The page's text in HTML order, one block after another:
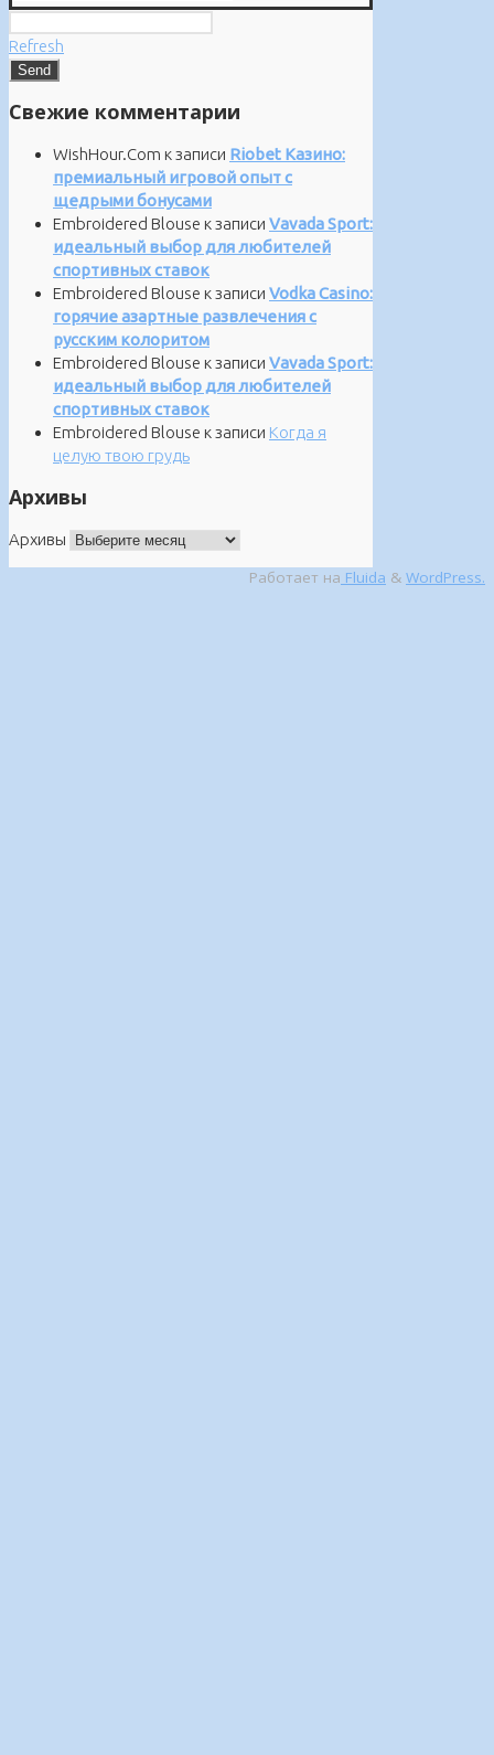
Refresh
Свежие комментарии
WishHour.Com к записи Riobet Казино:
премиальный игровой опыт с
щедрыми бонусами
Embroidered Blouse к записи Vavada Sport:
идеальный выбор для любителей
спортивных ставок
Embroidered Blouse к записи Vodka Casino:
горячие азартные развлечения с
русским колоритом
Embroidered Blouse к записи Vavada Sport:
идеальный выбор для любителей
спортивных ставок
Embroidered Blouse к записи Когда я
целую твою грудь
Архивы
Архивы
Работает на Fluida & WordPress.